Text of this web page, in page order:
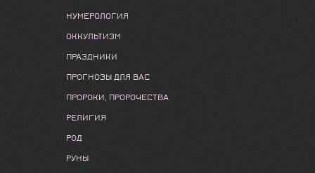
НУМЕРОЛОГИЯ
ОККУЛЬТИЗМ
ПРАЗДНИКИ
ПРОГНОЗЫ ДЛЯ ВАС
ПРОРОКИ, ПРОРОЧЕСТВА
РЕЛИГИЯ
РОД
РУНЫ